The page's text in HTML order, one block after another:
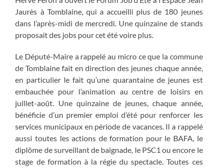
Jaurès à Tomblaine, qui a accueilli plus de 180 jeunes
dans l’après-midi de mercredi. Une quinzaine de stands
proposait des jobs pour cet été voire plus.
Le Député-Maire a rappelé au micro ce que la commune
de Tomblaine fait en direction des jeunes chaque année,
en particulier le fait qu’une quarantaine de jeunes est
embauchée pour l’animation au centre de loisirs en
juillet-août. Une quinzaine de jeunes, chaque année,
bénéficie d’un premier emploi d’été pour renforcer les
services municipaux en période de vacances. Il a rappelé
aussi toutes les actions de formation pour le BAFA, le
diplôme de surveillant de baignade, le PSC1 ou encore le
stage de formation à la régie du spectacle. Toutes ces